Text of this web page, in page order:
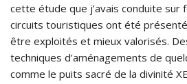
cette étude que j’avais conduite sur
circuits touristiques ont été
être exploités et mieux valorisés.
techniques d’aménagements de
comme le puits sacré de la divinité